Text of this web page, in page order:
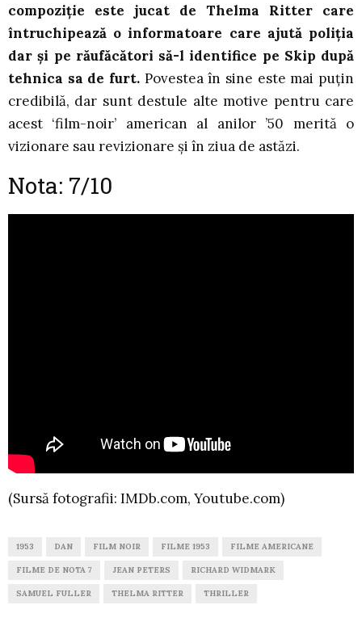
compoziție este jucat de Thelma Ritter care
întruchipează o informatoare care ajută poliția
dar și pe răufăcători să-l identifice pe Skip după
tehnica sa de furt. Povestea în sine este mai puțin
credibilă, dar sunt destule alte motive pentru care
acest ‘film-noir’ american al anilor ’50 merită o
vizionare sau revizionare și în ziua de astăzi.
Nota: 7/10
(Sursă fotografii: IMDb.com, Youtube.com)
1953 DAN FILM NOIR FILME 1953 FILME AMERICANE
FILME DE NOTA 7 JEAN PETERS RICHARD WIDMARK
SAMUEL FULLER THELMA RITTER THRILLER